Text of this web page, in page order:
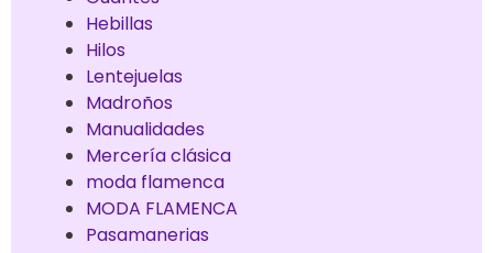
Hebillas
Hilos
Lentejuelas
Madroños
Manualidades
Mercería clásica
moda flamenca
MODA FLAMENCA
Pasamanerias